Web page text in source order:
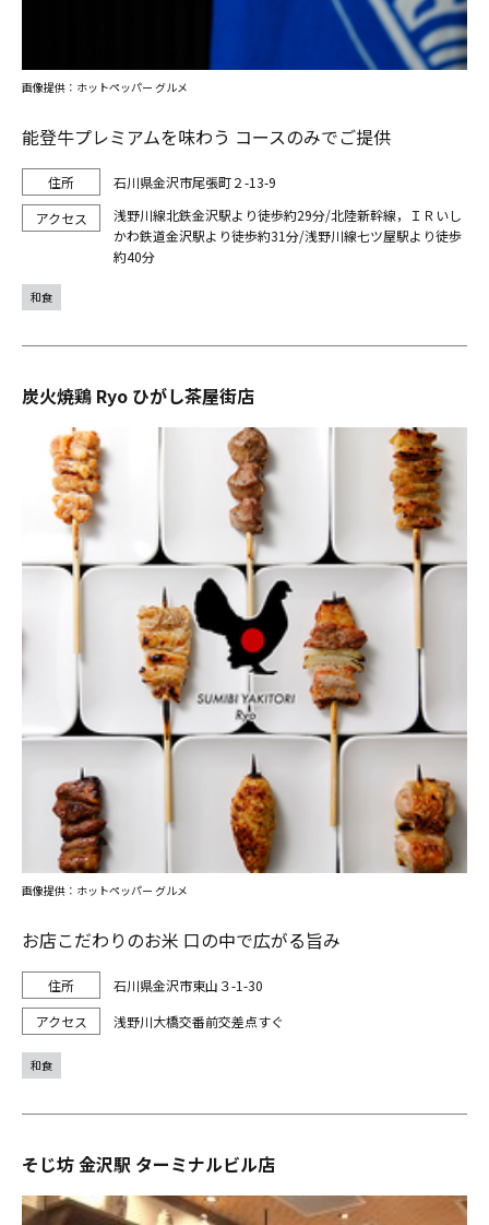
能登牛プレミアムを味わう コースのみでご提供
石川県金沢市尾張町２-13-9
浅野川線北鉄金沢駅より徒歩約29分/北陸新幹線，ＩＲいし
かわ鉄道金沢駅より徒歩約31分/浅野川線七ツ屋駅より徒歩
約40分
画像提供：ホットペッパー グルメ
和食
炭火焼鶏 Ryo ひがし茶屋街店
お店こだわりのお米 口の中で広がる旨み
石川県金沢市東山３-1-30
浅野川大橋交番前交差点すぐ
画像提供：ホットペッパー グルメ
和食
そじ坊 金沢駅 ターミナルビル店